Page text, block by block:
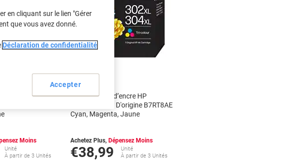
HP 302/304
Moins
Unité
À partir de 3 Unités
Cartouche jet d’encre HP
302XL/304XL D'origine B7RT8AE
Cyan, Magenta, Jaune
Achetez Plus, Dépensez Moins
€38,99
Unité
À partir de 3 Unités
en cliquant sur le lien "Gérer
que vous avez donné.
Déclaration de confidentialité
Accepter